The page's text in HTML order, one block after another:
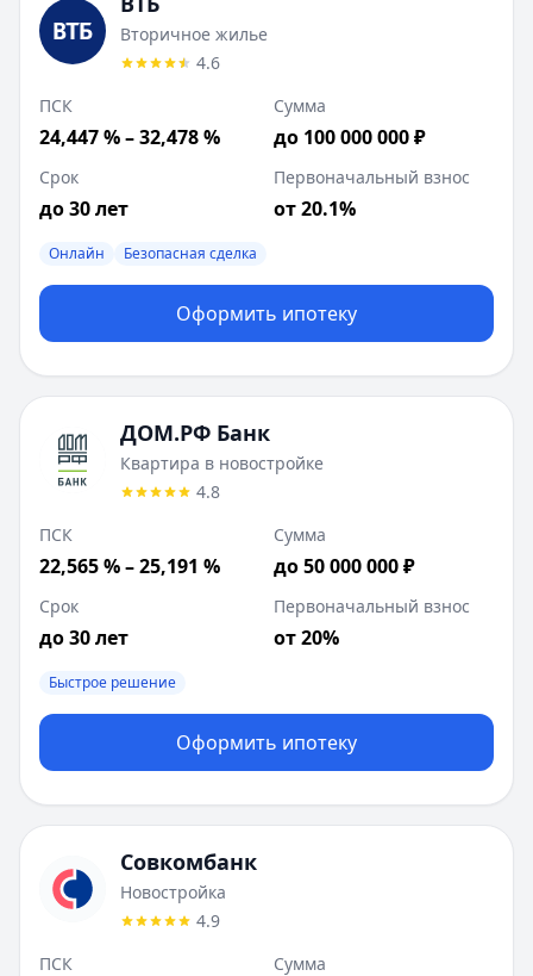
Вторичное жилье
4.6
ПСК
24,447 % – 32,478 %
Сумма
до 100 000 000 ₽
Срок
до 30 лет
Первоначальный взнос
от 20.1%
Онлайн Безопасная сделка
Оформить ипотеку
ДОМ.РФ Банк
Квартира в новостройке
4.8
ПСК
22,565 % – 25,191 %
Сумма
до 50 000 000 ₽
Срок
до 30 лет
Первоначальный взнос
от 20%
Быстрое решение
Оформить ипотеку
Совкомбанк
Новостройка
4.9
ПСК
Сумма